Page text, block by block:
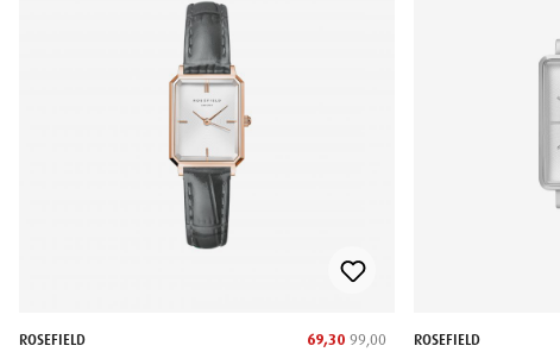
ROSEFIELD
69,3099,00
ROSEFIELD